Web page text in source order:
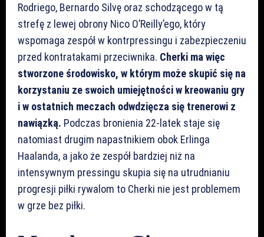
Rodriego, Bernardo Silvę oraz schodzącego w tą
strefę z lewej obrony Nico O’Reilly’ego, który
wspomaga zespół w kontrpressingu i zabezpieczeniu
przed kontratakami przeciwnika. Cherki ma więc
stworzone środowisko, w którym może skupić się na
korzystaniu ze swoich umiejętności w kreowaniu gry
i w ostatnich meczach odwdzięcza się trenerowi z
nawiązką. Podczas bronienia 22-latek staje się
natomiast drugim napastnikiem obok Erlinga
Haalanda, a jako że zespół bardziej niż na
intensywnym pressingu skupia się na utrudnianiu
progresji piłki rywalom to Cherki nie jest problemem
w grze bez piłki.